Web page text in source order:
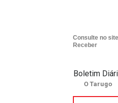
Consulte no
Receber
Boletim
O Tarugo